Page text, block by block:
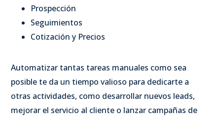
Prospección
Seguimientos
Cotización y Precios
Automatizar tantas tareas manuales como sea
posible te da un tiempo valioso para dedicarte a
otras actividades, como desarrollar nuevos leads,
mejorar el servicio al cliente o lanzar campañas de